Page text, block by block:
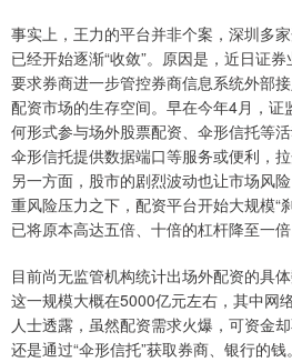
事实上，王力的平台并非个案，深圳多
已经开始逐渐“收敛”。原因是，近日证
要求券商进一步管控券商信息系统外部
配资市场的生存空间。早在今年4月，
何形式参与场外股票配资、伞形信托等
伞形信托提供数据端口等服务或便利，
另一方面，股市的剧烈波动也让市场风
重风险压力之下，配资平台开始大规模“
已将原本高达五倍、十倍的杠杆降至一倍
目前尚无监管机构统计出场外配资的具
这一规模大概在5000亿元左右，其中网
人士透露，虽然配资需求火爆，可资金
还是通过“伞形信托”获取券商、银行的钱。